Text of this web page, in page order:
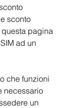
sconto
pagina
ad un
che funzioni
necessario
un